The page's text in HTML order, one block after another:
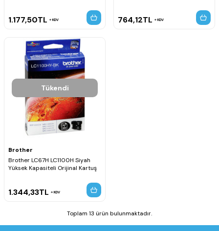
1.177,50TL KDV 764,12TL KDV
Tükendi
Brother
Brother LC67H LC1100H Siyah
Yüksek Kapasiteli Orijinal Kartuş
1.344,33TL KDV
Toplam 13 ürün bulunmaktadır.